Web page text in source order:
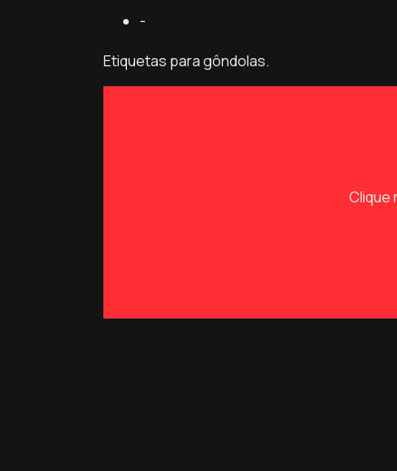
-
Etiquetas para gôndolas.
Clique